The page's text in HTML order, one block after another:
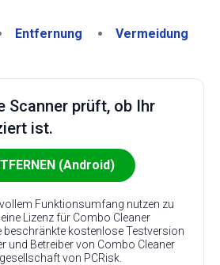
Entfernung Vermeidung
Scanner prüft, ob Ihr
ist.
(Android)
Funktionsumfang nutzen zu
Lizenz für Combo Cleaner
beschränkte kostenlose Testversion
und Betreiber von Combo Cleaner
von PCRisk.